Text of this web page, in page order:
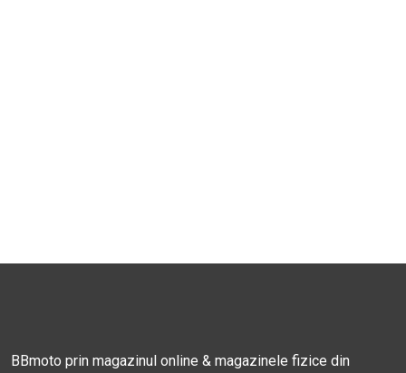
BBmoto prin magazinul online & magazinele fizice din